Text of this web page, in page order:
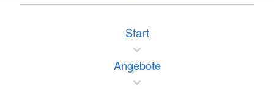
Start
Angebote